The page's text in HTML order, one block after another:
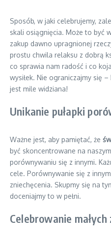
Sposób, w jaki celebrujemy,
skali osiągnięcia. Może to być
zakup dawno upragnionej
prostu chwila relaksu z dobrą
co sprawia nam radość i co
wysiłek. Nie ograniczajmy się
jest mile widziana!
Unikanie pułapki
Ważne jest, aby pamiętać, że
być skoncentrowane na
porównywaniu się z innymi.
cele. Porównywanie się z
zniechęcenia. Skupmy się na
doceniajmy to w pełni.
Celebrowanie